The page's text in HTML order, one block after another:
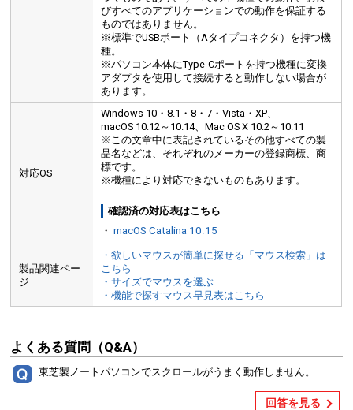
びすべてのアプリケーションでの動作を保証する
ものではありません。
※標準でUSBポート（Aタイプコネクタ）を持つ機
種。
※パソコン本体にType-Cポートを持つ機種に変換
アダプタを使用して接続すると動作しない場合が
あります。
対応OS
Windows 10・8.1・8・7・Vista・XP、
macOS 10.12～10.14、Mac OS X 10.2～10.11
※この文章中に表記されているその他すべての製
品名などは、それぞれのメーカーの登録商標、商
標です。
※機種により対応できないものもあります。
確認済の対応表はこちら
・macOS Catalina 10.15
製品関連ペー
ジ
・欲しいマウスが簡単に探せる「マウス検索」は
こちら
・サイズでマウスを選ぶ
・機能で探すマウス早見表はこちら
よくある質問（Q&A）
東芝製ノートパソコンでスクロールがうまく動作しません。
回答を見る